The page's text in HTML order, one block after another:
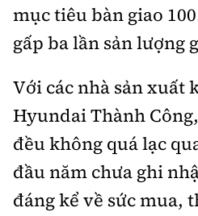
mục tiêu bàn giao
gấp ba lần sản lượng
Với các nhà sản xuất
Hyundai Thành
đều không quá lạc
đầu năm chưa ghi
đáng kể về sức mua,